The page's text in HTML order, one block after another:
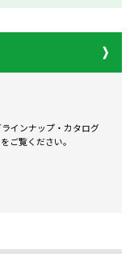
インナップ・カタログ
ご覧ください。